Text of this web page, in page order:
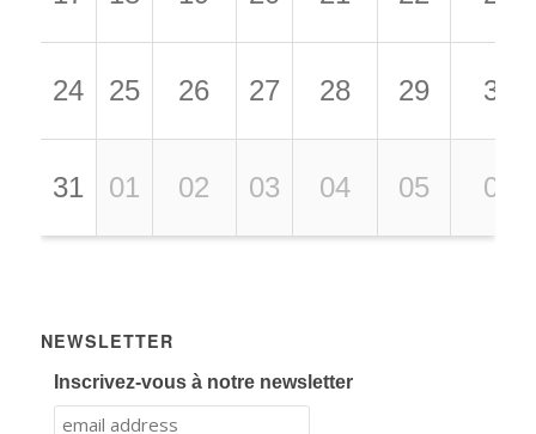
24 25 26 27 28 29 30
31 01 02 03 04 05 06
NEWSLETTER
Inscrivez-vous à notre newsletter